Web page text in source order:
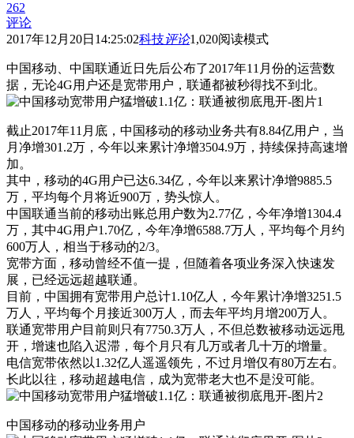
262
评论
2017年12月20日14:25:02科技评论1,020阅读模式
中国移动、中国联通近日先后公布了2017年11月份的运营数
据，无论4G用户还是宽带用户，联通都被秒得找不到北。
截止2017年11月底，中国移动的移动业务共有8.84亿用户，当
月净增301.2万，今年以来累计净增3504.9万，持续保持高速增
加。
其中，移动的4G用户已达6.34亿，今年以来累计净增9885.5
万，平均每个月将近900万，势头惊人。
中国联通当前的移动出账总用户数为2.77亿，今年净增1304.4
万，其中4G用户1.70亿，今年净增6588.7万人，平均每个月约
600万人，相当于移动的2/3。
宽带方面，移动曾经不值一提，但随着各项业务深入快速发
展，已经远远超越联通。
目前，中国拥有宽带用户总计1.10亿人，今年累计净增3251.5
万人，平均每个月接近300万人，而去年平均月增200万人。
联通宽带用户目前则只有7750.3万人，不但总数被移动远远甩
开，增速也陷入迟滞，每个月只有几万或者几十万的增量。
电信宽带依然以1.32亿人遥遥领先，不过月增仅有80万左右。
长此以往，移动超越电信，成为宽带老大也不是没可能。
中国移动的移动业务用户